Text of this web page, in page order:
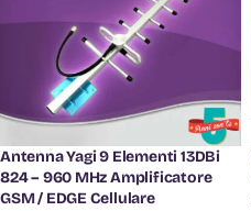
Antenna Yagi 9 Elementi 13DBi
824 – 960 MHz Amplificatore
GSM / EDGE Cellulare